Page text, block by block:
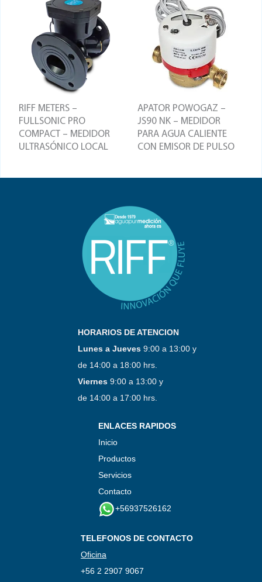
RIFF METERS –
FULLSONIC PRO
COMPACT – MEDIDOR
ULTRASÓNICO LOCAL
APATOR POWOGAZ –
JS90 NK – MEDIDOR
PARA AGUA CALIENTE
CON EMISOR DE PULSO
HORARIOS DE ATENCION
Lunes a Jueves9:00 a 13:00 y
de 14:00 a 18:00 hrs.
Viernes9:00 a 13:00 y
de 14:00 a 17:00 hrs.
ENLACES RAPIDOS
Inicio
Productos
Servicios
Contacto
+56937526162
TELEFONOS DE CONTACTO
Oficina
+56 2 2907 9067